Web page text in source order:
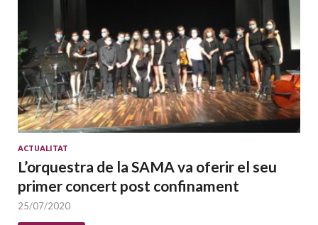
ACTUALITAT
L’orquestra de la SAMA va oferir el seu
primer concert post confinament
25/07/2020